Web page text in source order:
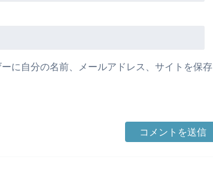
に自分の名前、メールアドレス、サイトを保存